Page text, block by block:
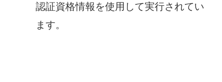
認証資格情報を使用して実行されてい
ます。